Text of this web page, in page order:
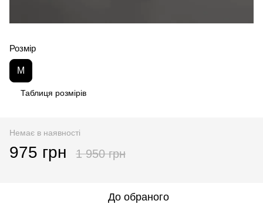
Розмір
M
Таблиця розмірів
Немає в наявності
975 грн 1 950 грн
До обраного